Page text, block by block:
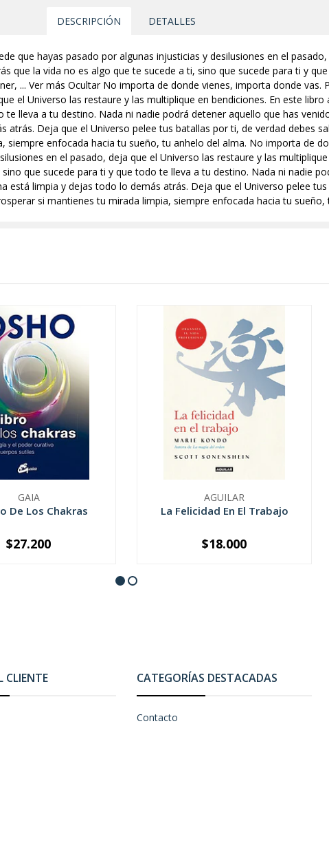
DESCRIPCIÓN DETALLES
que hayas pasado por algunas injusticias y desilusiones en el
que la vida no es algo que te sucede a ti, sino que sucede para ti y
... Ver más Ocultar No importa de donde vienes, importa donde vas.
el Universo las restaure y las multiplique en bendiciones. En este
lleva a tu destino. Nada ni nadie podrá detener aquello que has
Deja que el Universo pelee tus batallas por ti, de verdad debes
enfocada hacia tu sueño, tu anhelo del alma. No importa de
en el pasado, deja que el Universo las restaure y las
que sucede para ti y que todo te lleva a tu destino. Nada ni nadie
está limpia y dejas todo lo demás atrás. Deja que el Universo pelee
si mantienes tu mirada limpia, siempre enfocada hacia tu sueño,
GAIA
De Los Chakras
+
$27.200
AGUILAR
La Felicidad En El Trabajo
+
$18.000
CLIENTE CATEGORÍAS DESTACADAS
Contacto